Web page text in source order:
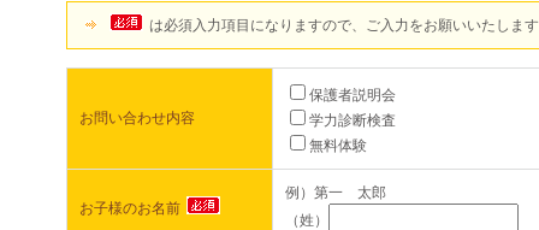
は必須入力項目になりますので、ご入力をお願いいたしま
お問い合わせ内容
保護者説明会
学力診断検査
無料体験
お子様のお名前
例）第一 太郎
（姓）